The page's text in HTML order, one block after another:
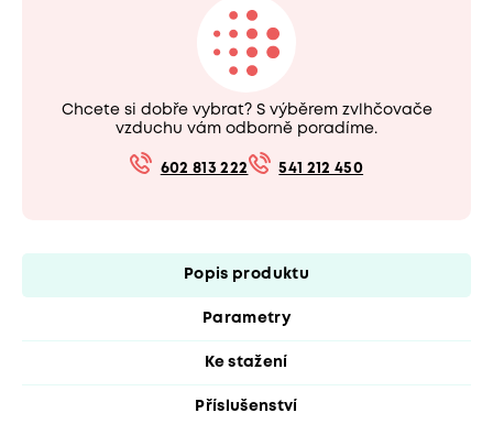
Chcete si dobře vybrat? S výběrem zvlhčovače
vzduchu vám odborně poradíme.
602 813 222 541 212 450
Popis produktu
Parametry
Ke stažení
Příslušenství